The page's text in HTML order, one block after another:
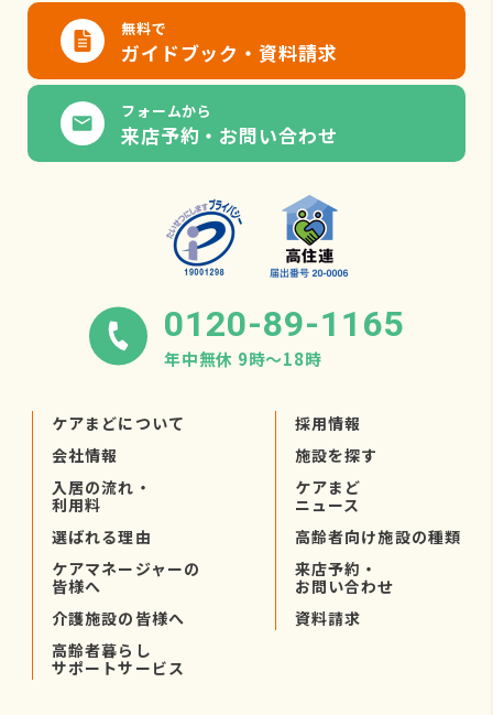
無料で
ガイドブック・資料請求
フォームから
来店予約・お問い合わせ
0120-89-1165
年中無休 9時〜18時
ケアまどについて
会社情報
入居の流れ・
利用料
選ばれる理由
ケアマネージャーの
皆様へ
介護施設の皆様へ
高齢者暮らし
サポートサービス
採用情報
施設を探す
ケアまど
ニュース
高齢者向け施設の種類
来店予約・
お問い合わせ
資料請求